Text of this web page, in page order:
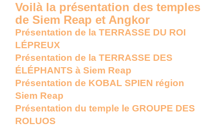
Voilà la présentation des temples
de Siem Reap et Angkor
Présentation de la TERRASSE DU ROI
LÉPREUX
Présentation de la TERRASSE DES
ÉLÉPHANTS à Siem Reap
Présentation de KOBAL SPIEN région
Siem Reap
Présentation du temple le GROUPE DES
ROLUOS